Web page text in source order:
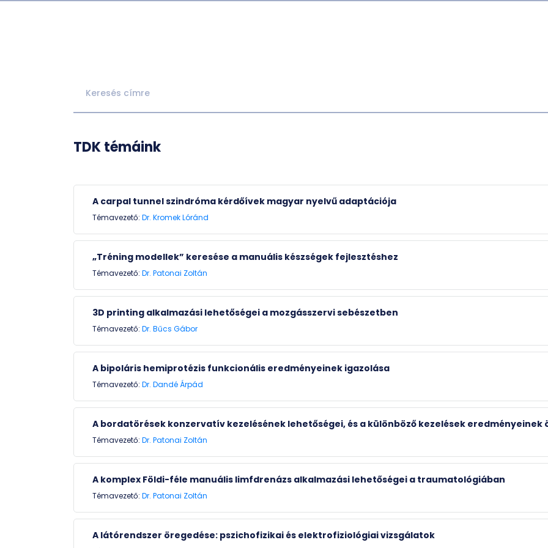
TDK témáink
A carpal tunnel szindróma kérdőívek magyar nyelvű adaptációja
Témavezető: Dr. Kromek Lóránd
„Tréning modellek” keresése a manuális készségek fejlesztéshez
Témavezető: Dr. Patonai Zoltán
3D printing alkalmazási lehetőségei a mozgásszervi sebészetben
Témavezető: Dr. Bűcs Gábor
A bipoláris hemiprotézis funkcionális eredményeinek igazolása
Témavezető: Dr. Dandé Árpád
A bordatörések konzervatív kezelésének lehetőségei, és a különböző kezelések eredményeinek
Témavezető: Dr. Patonai Zoltán
A komplex Földi-féle manuális limfdrenázs alkalmazási lehetőségei a traumatológiában
Témavezető: Dr. Patonai Zoltán
A látórendszer öregedése: pszichofizikai és elektrofiziológiai vizsgálatok